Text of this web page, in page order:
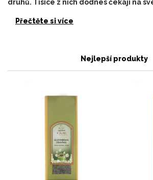
druhů. Tisíce z nich dodnes čekají na
Přečtěte si více
Nejlepší produkty